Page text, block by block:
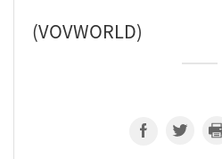
(VOVWORLD)